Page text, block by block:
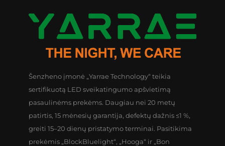
Šenzheno įmonė „Yarrae Technology“ teikia
sertifikuotą LED sveikatingumo apšvietimą
pasaulinėms prekėms. Daugiau nei 20 metų
patirtis, 15 mėnesių garantija, defektų dažnis ≤1 %,
greiti 15–20 dienų pristatymo terminai. Pasitikima
prekėmis „BlockBluelight“, „Hooga“ ir „Bon